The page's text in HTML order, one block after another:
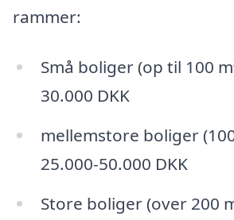
rammer:
Små boliger (op til 100
30.000 DKK
mellemstore boliger
25.000-50.000 DKK
Store boliger (over 200